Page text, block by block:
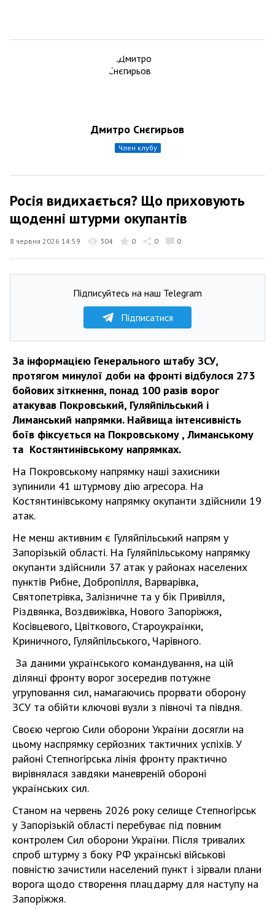
Дмитро Снєгирьов
член клубу
Росія видихається? Що приховують
щоденні штурми окупантів
8 червня 2026 14:59 304 0 0 0
Підписуйтесь на наш Telegram
Підписатися
За інформацією Генерального штабу ЗСУ,
протягом минулої доби на фронті відбулося 273
бойових зіткнення, понад 100 разів ворог
атакував Покровський, Гуляйпільський і
Лиманський напрямки. Найвища інтенсивність
боїв фіксується на Покровському , Лиманському
та Костянтинівському напрямках.
На Покровському напрямку наші захисники
зупинили 41 штурмову дію агресора. На
Костянтинівському напрямку окупанти здійснили 19
атак.
Не менш активним є Гуляйпільський напрям у
Запорізькій області. На Гуляйпільському напрямку
окупанти здійснили 37 атак у районах населених
пунктів Рибне, Добропілля, Варварівка,
Святопетрівка, Залізничне та у бік Привілля,
Різдвянка, Воздвижівка, Нового Запоріжжя,
Косівцевого, Цвіткового, Староукраїнки,
Криничного, Гуляйпільського, Чарівного.
За даними українського командування, на цій
ділянці фронту ворог зосередив потужне
угруповання сил, намагаючись прорвати оборону
ЗСУ та обійти ключові вузли з півночі та півдня.
Своєю чергою Сили оборони України досягли на
цьому наспрямку серйозних тактичних успіхів. У
районі Степногірська лінія фронту практично
вирівнялася завдяки маневреній обороні
українських сил.
Станом на червень 2026 року селище Степногірськ
у Запорізькій області перебуває під повним
контролем Сил оборони України. Після тривалих
спроб штурму з боку РФ українські військові
повністю зачистили населений пункт і зірвали плани
ворога щодо створення плацдарму для наступу на
Запоріжжя.